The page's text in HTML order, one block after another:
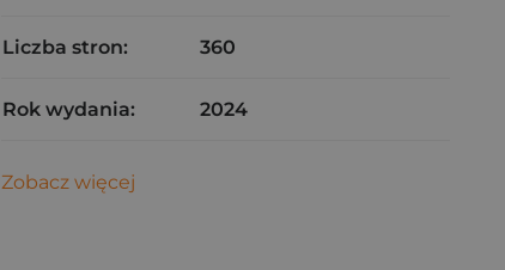
Liczba stron: 360
Rok wydania: 2024
Zobacz więcej